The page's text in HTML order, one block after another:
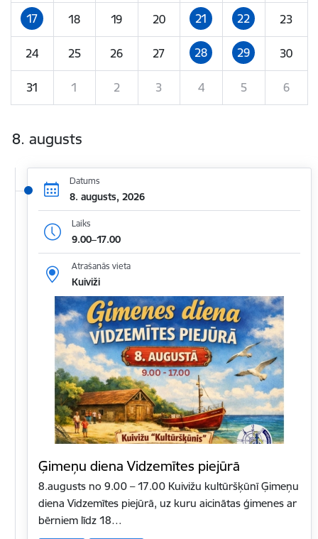
17 18 19 20 21 22 23
24 25 26 27 28 29 30
31 1 2 3 4 5 6
8. augusts
Datums
8. augusts, 2026
Laiks
9.00–17.00
Atrašanās vieta
Kuiviži
Ģimeņu diena Vidzemītes piejūrā
8.augusts no 9.00 – 17.00 Kuivižu kultūršķūnī Ģimeņu
diena Vidzemītes piejūrā, uz kuru aicinātas ģimenes ar
bērniem līdz 18…